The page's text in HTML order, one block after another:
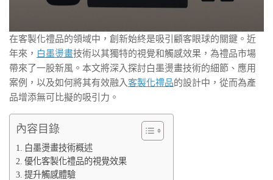
在客製化禮品的領域中，創新始終是吸引顧客眼球的關鍵。近
年來， 白墨燙畫技術以其獨特的視覺和觸感效果，為禮品市場
帶來了一股新風。本文將深入探討白墨燙畫技術的細節、應用
案例，以及如何將其有效融入客製化禮品的設計中，從而為產
品增添無可比擬的吸引力。
內容目錄
白墨燙畫技術概述
優化客製化禮品的視覺效果
提升觸感體驗